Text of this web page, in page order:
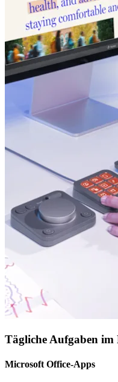
Tägliche Aufgaben im
Microsoft Office-Apps